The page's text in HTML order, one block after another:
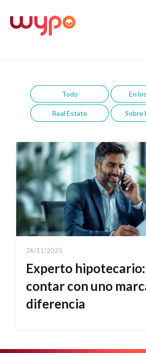
Todo En
Real Estate Sobre
26/11/2025
Experto
contar con uno
diferencia